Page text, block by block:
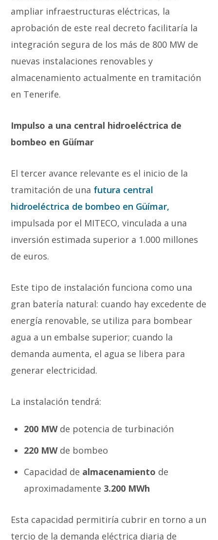
ampliar infraestructuras eléctricas, la
aprobación de este real decreto facilitaría la
integración segura de los más de 800 MW de
nuevas instalaciones renovables y
almacenamiento actualmente en tramitación
en Tenerife.
Impulso a una central hidroeléctrica de
bombeo en Güímar
El tercer avance relevante es el inicio de la
tramitación de una futura central
hidroeléctrica de bombeo en Güímar,
impulsada por el MITECO, vinculada a una
inversión estimada superior a 1.000 millones
de euros.
Este tipo de instalación funciona como una
gran batería natural: cuando hay excedente de
energía renovable, se utiliza para bombear
agua a un embalse superior; cuando la
demanda aumenta, el agua se libera para
generar electricidad.
La instalación tendrá:
200 MWde potencia de turbinación
220 MWde bombeo
Capacidad de almacenamiento de
aproximadamente 3.200 MWh
Esta capacidad permitiría cubrir en torno a un
tercio de la demanda eléctrica diaria de